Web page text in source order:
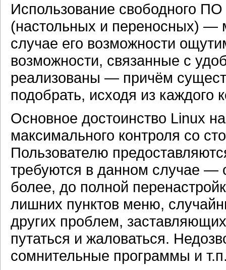
Использование свободного
(настольных и переносных) —
случае его возможности
возможности, связанные с
реализованы — причём
подобрать, исходя из каждого
Основное достоинство Linux
максимального контроля со
Пользователю
требуются в данном случае —
более, до полной
лишних пунктов меню,
других проблем,
путаться и жаловаться.
сомнительные программы и